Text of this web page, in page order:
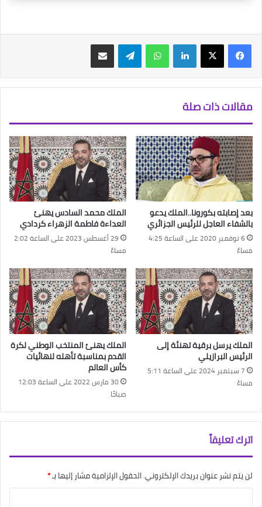
فيسبوك‫X لينكدإن واتساب تيلقرام مشاركة عبر البريد
مقالات ذات صلة
بعد إصابته بكورونا..الملك يدعو
بالشفاء العاجل للرئيس الجزائري
6 نوفمبر 2020 على الساعة 4:25
مساءً
الملك محمد السادس يهنئ
العداءة فاطمة الزهراء كردادي
29 أغسطس 2023 على الساعة 2:02
مساءً
الملك يرسل برقية تهنئة إلى
الرئيس البرازيلي
7 سبتمبر 2024 على الساعة 5:11
مساءً
الملك يهنئ المنتخب الوطني لكرة
القدم بمناسبة تأهله لنهائيات
كأس العالم
30 مارس 2022 على الساعة 12:03
صباحًا
اترك تعليقاً
لن يتم نشر عنوان بريدك الإلكتروني.الحقول الإلزامية مشار إليها بـ*